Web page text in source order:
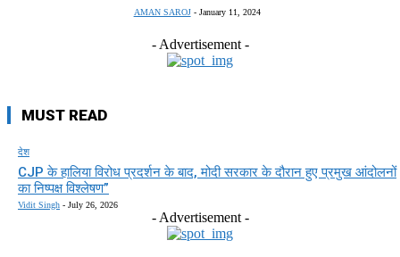
AMAN SAROJ - January 11, 2024
- Advertisement -
MUST READ
देश
CJP के हालिया विरोध प्रदर्शन के बाद, मोदी सरकार के दौरान हुए प्रमुख आंदोलनों
का निष्पक्ष विश्लेषण”
Vidit Singh - July 26, 2026
- Advertisement -